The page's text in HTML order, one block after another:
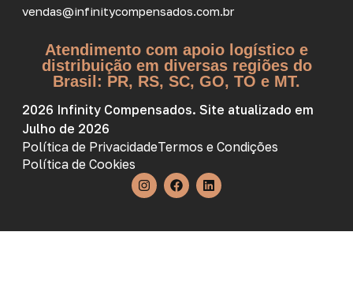
vendas@infinitycompensados.com.br
Atendimento com apoio logístico e
distribuição em diversas regiões do
Brasil: PR, RS, SC, GO, TO e MT.
2026 Infinity Compensados. Site atualizado em
Julho de 2026
Política de PrivacidadeTermos e Condições
Política de Cookies